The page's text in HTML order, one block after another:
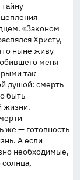
«Законом
Христу,
ныне живу
меня
так
душой: смерть
быть
жизни.
же — готовность
А если
необходимые,